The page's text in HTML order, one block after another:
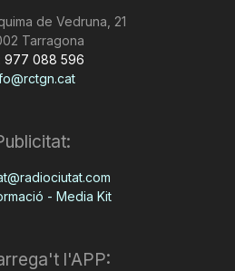
de Vedruna, 21
Tarragona
977 088 596
- Media Kit
l'APP: